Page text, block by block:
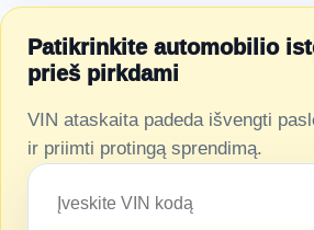
Patikrinkite automobilio
prieš pirkdami
VIN ataskaita padeda išvengti
ir priimti protingą sprendimą.